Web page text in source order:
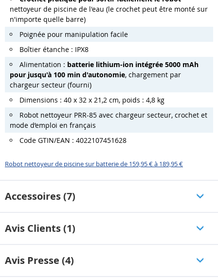
nettoyeur de piscine de l'eau (le crochet peut être monté sur
n'importe quelle barre)
Poignée pour manipulation facile
Boîtier étanche : IPX8
Alimentation : batterie lithium-ion intégrée 5000 mAh
pour jusqu'à 100 min d'autonomie, chargement par
chargeur secteur (fourni)
Dimensions : 40 x 32 x 21,2 cm, poids : 4,8 kg
Robot nettoyeur PRR-85 avec chargeur secteur, crochet et
mode d’emploi en français
Code GTIN/EAN : 4022107451628
Robot nettoyeur de piscine sur batterie de 159,95 € à 189,95 €
Accessoires (7)
Avis Clients (1)
Avis Presse (4)